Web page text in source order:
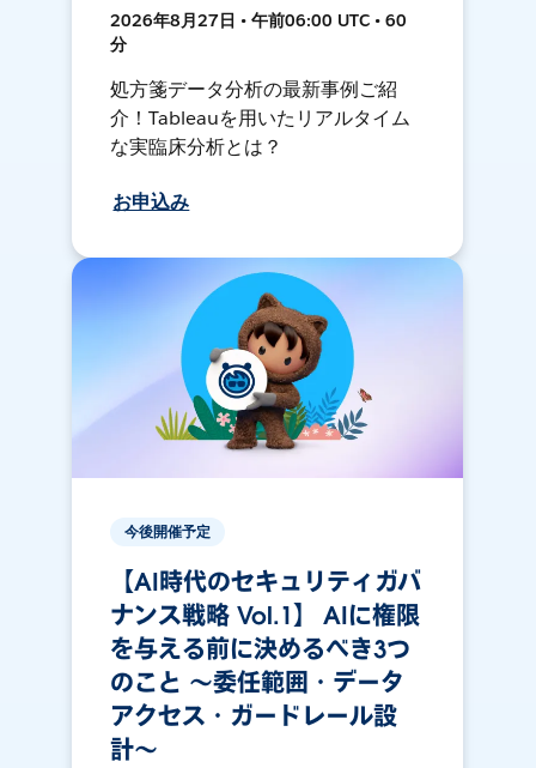
2026年8月27日 • 午前06:00 UTC • 60
分
処方箋データ分析の最新事例ご紹
介！Tableauを用いたリアルタイム
な実臨床分析とは？
お申込み
今後開催予定
【AI時代のセキュリティガバ
ナンス戦略 Vol.1】 AIに権限
を与える前に決めるべき3つ
のこと 〜委任範囲・データ
アクセス・ガードレール設
計〜